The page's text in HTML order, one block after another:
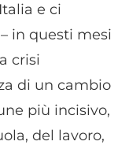
e ci
in questi mesi
crisi
di un cambio
più incisivo,
del lavoro,